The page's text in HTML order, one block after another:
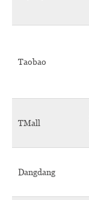
Taobao
TMall
Dangdang